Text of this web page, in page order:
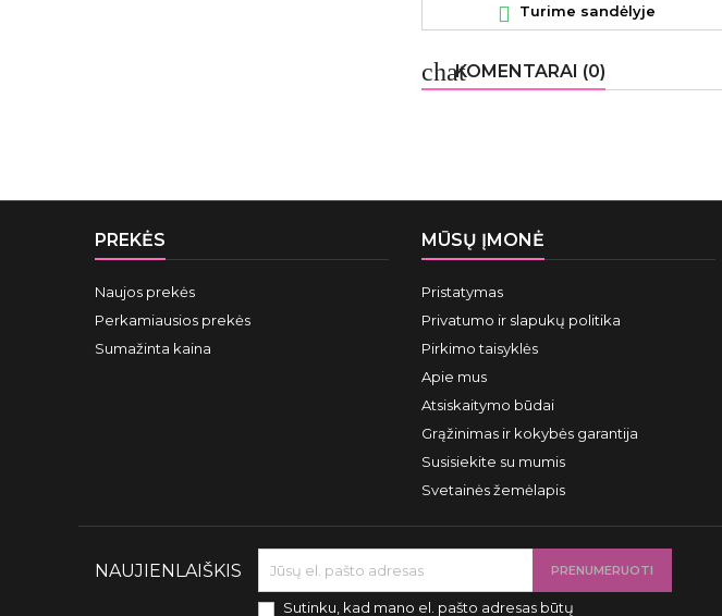
 Turime sandėlyje
chatKOMENTARAI (0)
PREKĖS
Naujos prekės
Perkamiausios prekės
Sumažinta kaina
MŪSŲ ĮMONĖ
Pristatymas
Privatumo ir slapukų politika
Pirkimo taisyklės
Apie mus
Atsiskaitymo būdai
Grąžinimas ir kokybės garantija
Susisiekite su mumis
Svetainės žemėlapis
NAUJIENLAIŠKIS
Sutinku, kad mano el. pašto adresas būtų